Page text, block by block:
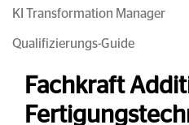
KI Transformation Manager
Qualifizierungs-Guide
Fachkraft